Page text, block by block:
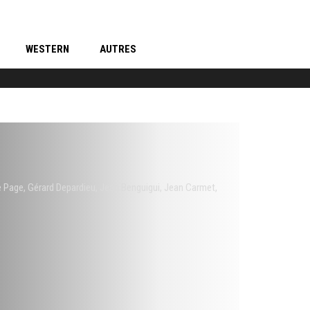
WESTERN AUTRES
Page, Gérard Depardieu Jean Carmet,